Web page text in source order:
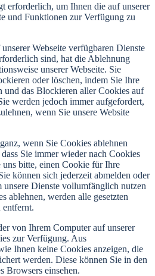
erforderlich, um Ihnen die auf unserer
und Funktionen zur Verfügung zu
Webseite verfügbaren Dienste
sind, hat die Ablehnung
unserer Webseite. Sie
oder löschen, indem Sie Ihre
und das Blockieren aller Cookies auf
werden jedoch immer aufgefordert,
wenn Sie unsere Website
wenn Sie Cookies ablehnen
Sie immer wieder nach Cookies
uns bitte, einen Cookie für Ihre
können sich jederzeit abmelden oder
unsere Dienste vollumfänglich nutzen
ablehnen, werden alle gesetzten
entfernt.
von Ihrem Computer auf unserer
zur Verfügung. Aus
Ihnen keine Cookies anzeigen, die
werden. Diese können Sie in den
Browsers einsehen.